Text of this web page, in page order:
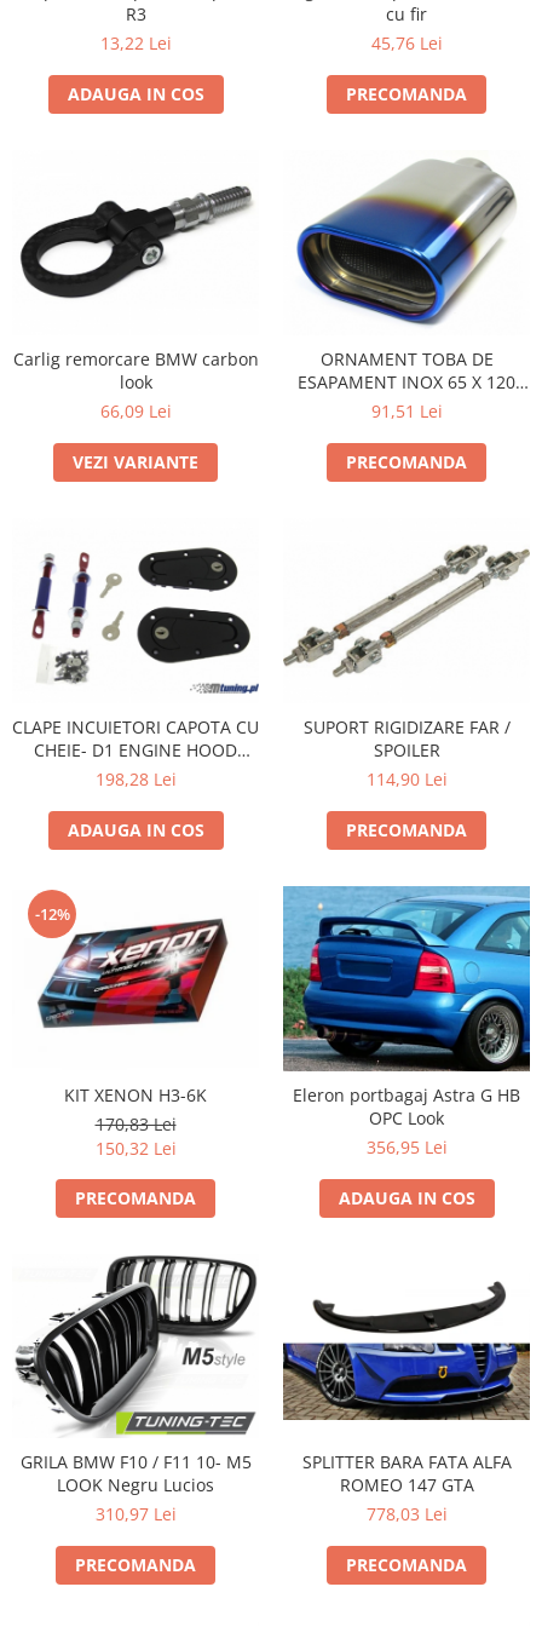
R3
13,22 Lei
ADAUGA IN COS
cu fir
45,76 Lei
PRECOMANDA
Carlig remorcare BMW carbon
look
66,09 Lei
VEZI VARIANTE
ORNAMENT TOBA DE
ESAPAMENT INOX 65 X 120
MM MODEL TITANIUM
91,51 Lei
PRECOMANDA
CLAPE INCUIETORI CAPOTA CU
CHEIE- D1 ENGINE HOOD
LOCK
198,28 Lei
ADAUGA IN COS
SUPORT RIGIDIZARE FAR /
SPOILER
114,90 Lei
PRECOMANDA
-12%
KIT XENON H3-6K
170,83 Lei
150,32 Lei
PRECOMANDA
Eleron portbagaj Astra G HB
OPC Look
356,95 Lei
ADAUGA IN COS
GRILA BMW F10 / F11 10- M5
LOOK Negru Lucios
310,97 Lei
PRECOMANDA
SPLITTER BARA FATA ALFA
ROMEO 147 GTA
778,03 Lei
PRECOMANDA